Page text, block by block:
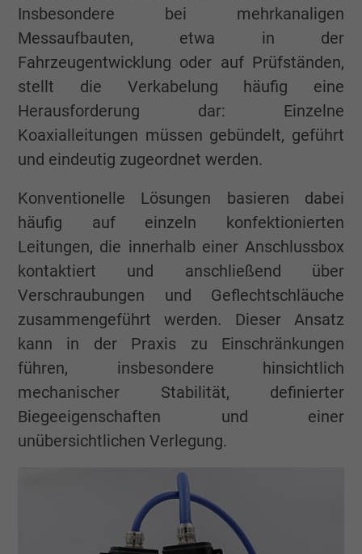
Insbesondere bei mehrkanaligen
Messaufbauten, etwa in der
Fahrzeugentwicklung oder auf Prüfständen,
stellt die Verkabelung häufig eine
Herausforderung dar: Einzelne
Koaxialleitungen müssen gebündelt, geführt
und eindeutig zugeordnet werden.
Konventionelle Lösungen basieren dabei
häufig auf einzeln konfektionierten
Leitungen, die innerhalb einer Anschlussbox
kontaktiert und anschließend über
Verschraubungen und Geflechtschläuche
zusammengeführt werden. Dieser Ansatz
kann in der Praxis zu Einschränkungen
führen, insbesondere hinsichtlich
mechanischer Stabilität, definierter
Biegeeigenschaften und einer
unübersichtlichen Verlegung.